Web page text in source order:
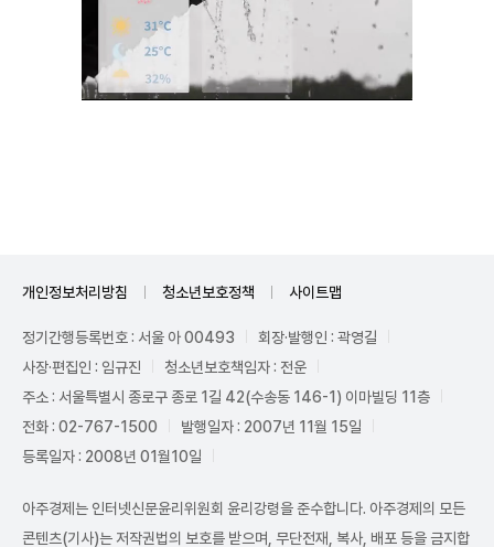
개인정보처리방침 청소년보호정책 사이트맵
정기간행등록번호 : 서울 아 00493
회장·발행인 : 곽영길
사장·편집인 : 임규진
청소년보호책임자 : 전운
주소 : 서울특별시 종로구 종로 1길 42(수송동 146-1) 이마빌딩 11층
전화 : 02-767-1500
발행일자 : 2007년 11월 15일
등록일자 : 2008년 01월10일
아주경제는 인터넷신문윤리위원회 윤리강령을 준수합니다. 아주경제의 모든
콘텐츠(기사)는 저작권법의 보호를 받으며, 무단전재, 복사, 배포 등을 금지합